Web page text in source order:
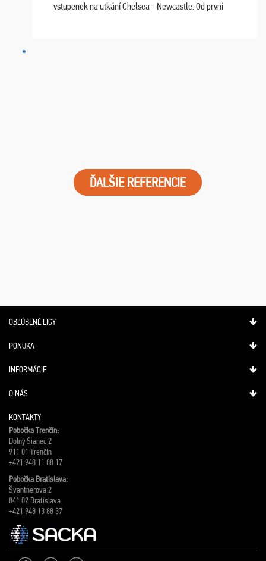
vstupenek na utkání Chelsea - Newcastle. Od první
ĎALŠIE REFERENCIE
OBĽÚBENÉ LIGY
PONUKA
INFORMÁCIE
O NÁS
KONTAKTY
Pobočka Trenčín:
Dolný Šianec 2
911 01 Trenčín
+421 948 11 88 17
Pobočka Bratislava:
Švantnerova 2
841 02 Bratislava
+421 948 13 88 37